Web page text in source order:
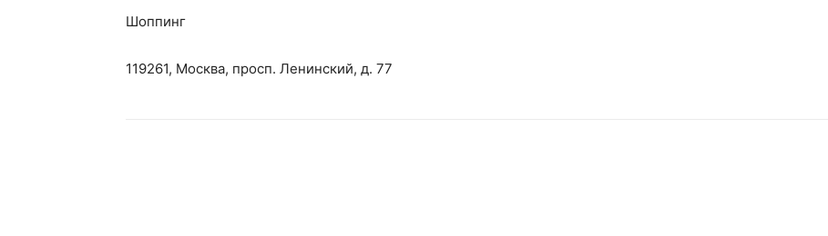
Шоппинг
119261, Москва, просп. Ленинский, д. 77